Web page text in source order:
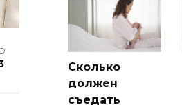
Сколько
должен
съедать